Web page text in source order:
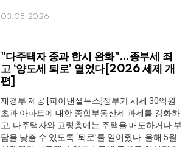
03.08.2026
"다주택자 중과 한시 완화"…종부세 죄
고 ‘양도세 퇴로’ 열었다[2026 세제 개
편]
재경부 제공 [파이낸셜뉴스]정부가 시세 30억원
초과 아파트에 대한 종합부동산세 과세를 강화하
고, 다주택자와 고령층에는 주택을 매도하거나 부
담을 낮출 수 있도록 ‘퇴로’를 열어줬다. 올해 5월